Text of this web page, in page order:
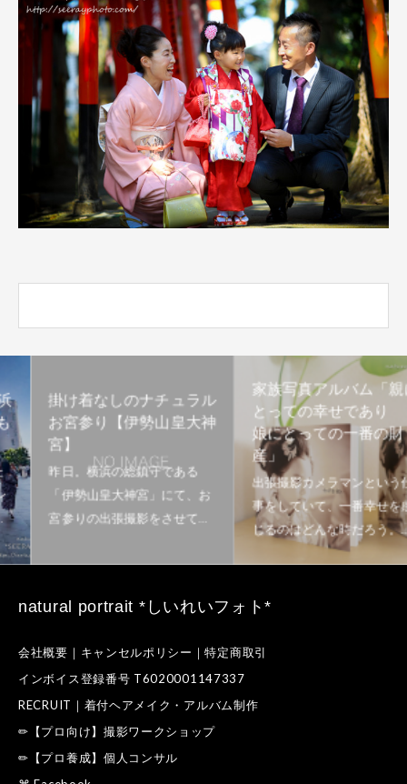
掛け着なしのナチュラル
お宮参り【伊勢山皇大神
宮】
家族写真アルバム「親に
とっての幸せであり
娘にとっての一番の財
natural portrait *しいれいフォト*
会社概要｜キャンセルポリシー｜特定商取引
インボイス登録番号 T6020001147337
RECRUIT｜着付ヘアメイク・アルバム制作
✏【プロ向け】撮影ワークショップ
✏【プロ養成】個人コンサル